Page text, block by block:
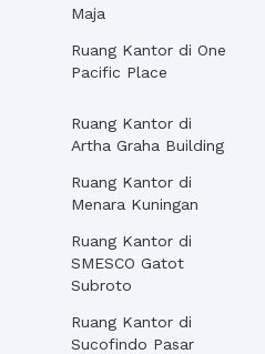
Maja
Ruang Kantor di One
Pacific Place
Ruang Kantor di
Artha Graha Building
Ruang Kantor di
Menara Kuningan
Ruang Kantor di
SMESCO Gatot
Subroto
Ruang Kantor di
Sucofindo Pasar